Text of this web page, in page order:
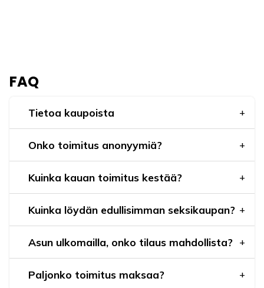
FAQ
Tietoa kaupoista
Onko toimitus anonyymiä?
Kuinka kauan toimitus kestää?
Kuinka löydän edullisimman seksikaupan?
Asun ulkomailla, onko tilaus mahdollista?
Paljonko toimitus maksaa?